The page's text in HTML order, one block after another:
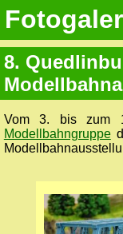
8.
Vom 3. bis zum
Modellbahngruppe